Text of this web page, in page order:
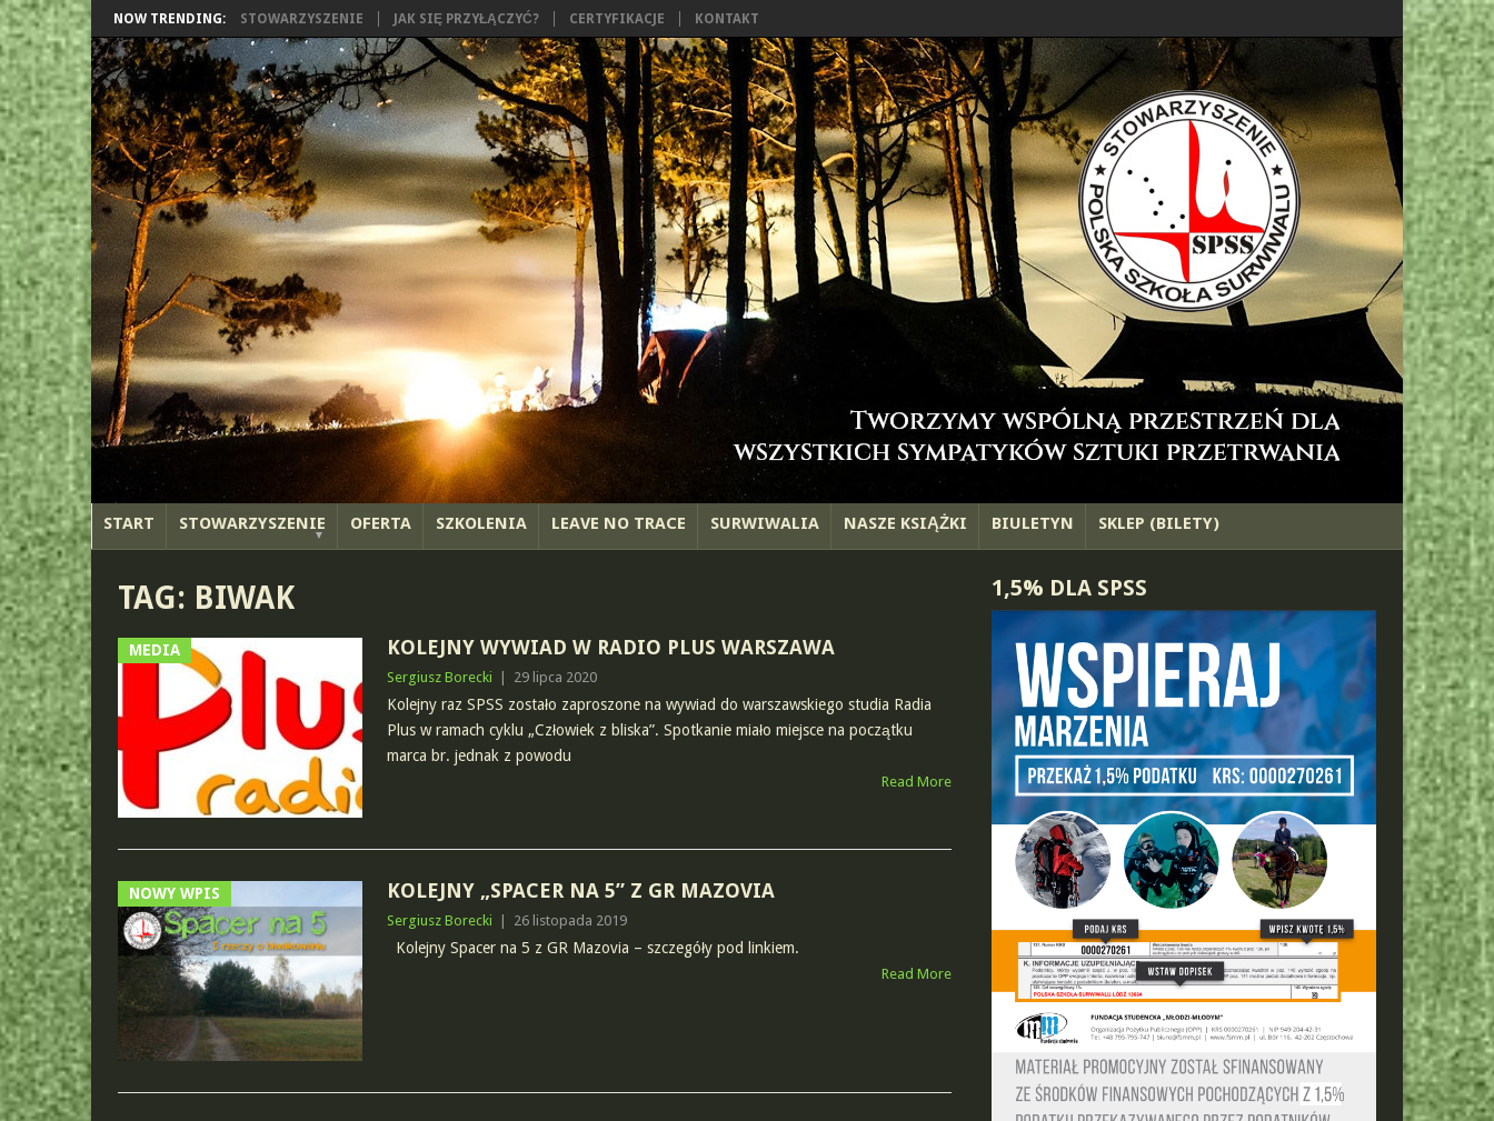
NOW TRENDING: STOWARZYSZENIE JAK SIĘ PRZYŁĄCZYĆ? CERTYFIKACJE KONTAKT
START STOWARZYSZENIE OFERTA SZKOLENIA LEAVE NO TRACE SURWIWALIA NASZE KSIĄŻKI BIULETYN SKLEP (BILETY)
TAG: BIWAK
MEDIA KOLEJNY WYWIAD W RADIO PLUS WARSZAWA
Sergiusz Borecki 29 lipca 2020
Kolejny raz SPSS zostało zaproszone na wywiad do warszawskiego studia Radia
Plus w ramach cyklu „Człowiek z bliska”. Spotkanie miało miejsce na początku
marca br. jednak z powodu
Read More
NOWY WPIS KOLEJNY „SPACER NA 5” Z GR MAZOVIA
Sergiusz Borecki 26 listopada 2019
Kolejny Spacer na 5 z GR Mazovia – szczegóły pod linkiem.
Read More
1,5% DLA SPSS